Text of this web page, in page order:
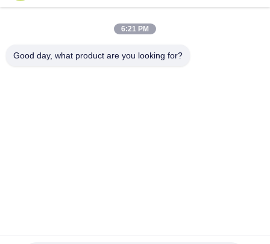
0086-13828861501
6:21 PM
Good day, what product are you looking for?